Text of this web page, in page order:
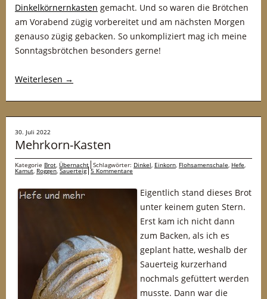
Dinkelkörnernkasten gemacht. Und so waren die Brötchen
am Vorabend zügig vorbereitet und am nächsten Morgen
genauso zügig gebacken. So unkompliziert mag ich meine
Sonntagsbrötchen besonders gerne!
Weiterlesen →
30. Juli 2022
Mehrkorn-Kasten
Kategorie Brot, Übernacht Schlagwörter: Dinkel, Einkorn, Flohsamenschale, Hefe,
Kamut, Roggen,Sauerteig 5 Kommentare
Eigentlich stand dieses Brot
unter keinem guten Stern.
Erst kam ich nicht dann
zum Backen, als ich es
geplant hatte, weshalb der
Sauerteig kurzerhand
nochmals gefüttert werden
musste. Dann war die